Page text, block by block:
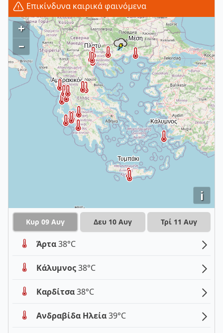
Επικίνδυνα καιρικά φαινόμενα
i
+
–
Κυρ 09 Αυγ Δευ 10 Αυγ Τρί 11 Αυγ
Άρτα38°C
Κάλυμνος38°C
Καρδίτσα38°C
Ανδραβίδα Ηλεία39°C